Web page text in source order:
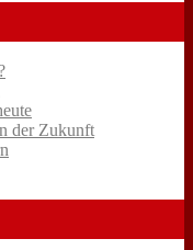
der Zukunft